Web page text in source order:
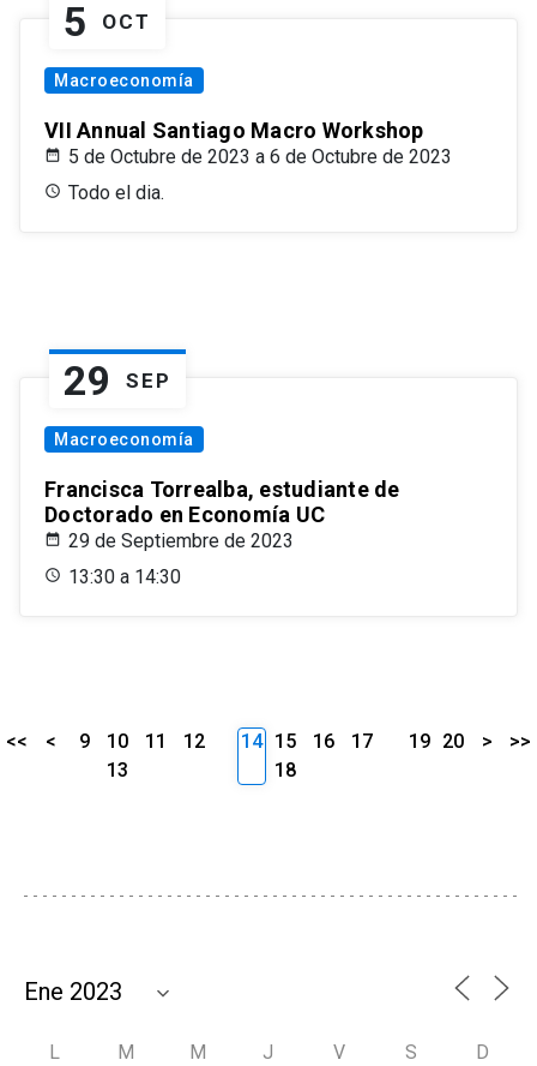
5 OCT
Macroeconomía
VII Annual Santiago Macro Workshop
5 de Octubre de 2023 a 6 de Octubre de 2023
Todo el dia.
29 SEP
Macroeconomía
Francisca Torrealba, estudiante de
Doctorado en Economía UC
29 de Septiembre de 2023
13:30 a 14:30
<< < 9 10 11
12
13
14 15 16
17
18
19 20 > >>
L M M J V S D